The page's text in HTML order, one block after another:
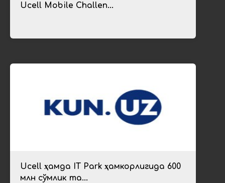
Ucell Mobile Challen...
Ucell ҳамда IT Park ҳамкорлигида 600
млн сўмлик та...